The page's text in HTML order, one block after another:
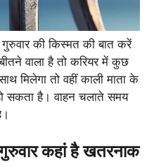
की किस्मत की बात करें
वाला है तो करियर में कुछ
मिलेगा तो वहीं काली माता के
सकता है। वाहन चलाते समय
कहां है खतरनाक